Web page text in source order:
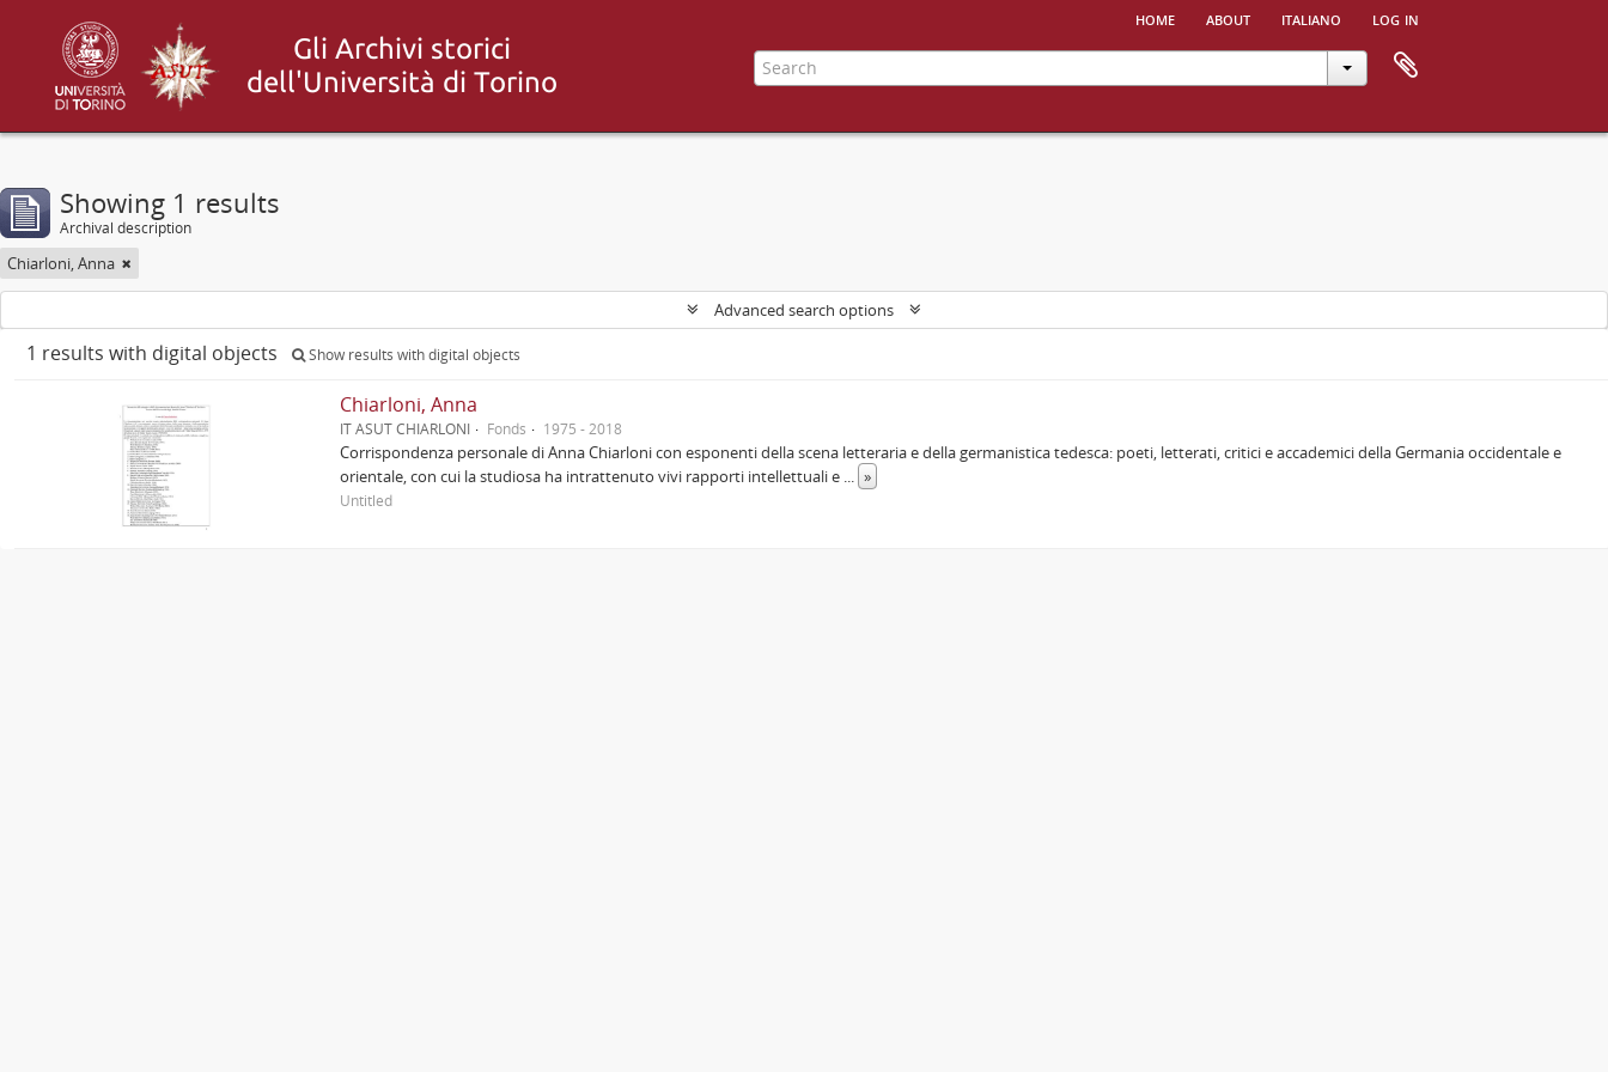
home about italiano log in
Showing 1 results
Archival description
Chiarloni, Anna
Advanced search options
1 results with digital objects Show results with digital objects
Chiarloni, Anna
IT ASUT CHIARLONI Fonds 1975 - 2018
Corrispondenza personale di Anna Chiarloni con esponenti della scena letteraria e della germanistica tedesca: poeti, letterati, critici e accademici della Germania occidentale e
orientale, con cui la studiosa ha intrattenuto vivi rapporti intellettuali e ... »
Untitled